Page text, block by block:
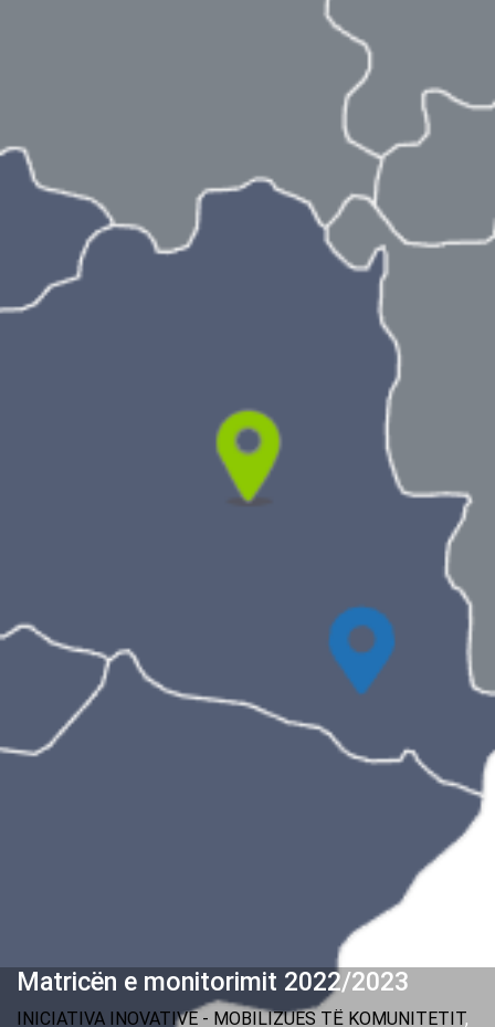
Matricën e monitorimit 2022/2023
INICIATIVA INOVATIVE - MOBILIZUES TË KOMUNITETIT,